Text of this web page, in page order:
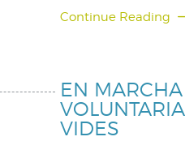
Continue Reading
EN
VIDES